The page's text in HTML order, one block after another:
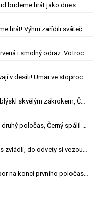
Zadražil po Besiktasi: Štve nás to. Ale pokud budeme hrát jako dnes... Co se stalo u gólu?
Kozlovi vyšla změna formace: Takhle chceme hrát! Výhru zařídili sváteční hlavičkáři
Hradec - Besiktas 0:1. Šance domácích, červená i smolný odraz. Votroci budou dotahovat
ONLINE: Hradec - Besiktas 0:0. Turci dohrávají v desíti! Umar ve stoprocentní šanci selhal
ONLINE: Hradec - Besiktas 0:0. Zadražil se blýskl skvělým zákrokem, Černý nedal tutovku
ONLINE: Hradec - Besiktas 0:0. Odstartoval druhý poločas, Černý spálil obrovskou šanci
Jablonec – RFS 2:0. Severočeši první zápas zvládli, do odvety si vezou nadějný náskok
ONLINE: Hradec - Besiktas 0:0. Domácí nápor na konci prvního poločasu, branka zatím nepadla